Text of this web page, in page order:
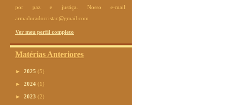
por paz e justiça. Nosso e-mail:
armaduradocristao@gmail.com
Ver meu perfil completo
Matérias Anteriores
► 2025 (5)
► 2024 (1)
► 2023 (2)